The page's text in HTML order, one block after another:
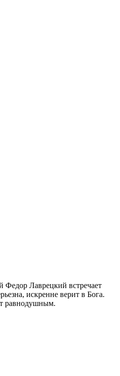
Федор Лаврецкий встречает
искренне верит в Бога.
равнодушным.